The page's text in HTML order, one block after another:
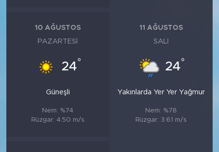
10 AĞUSTOS
PAZARTESI
24°
Güneşli
Nem: %74
Rüzgar: 4.50 m/s
11 AĞUSTOS
SALI
24°
Yakınlarda Yer Yer Yağmur
Nem: %78
Rüzgar: 3.61 m/s